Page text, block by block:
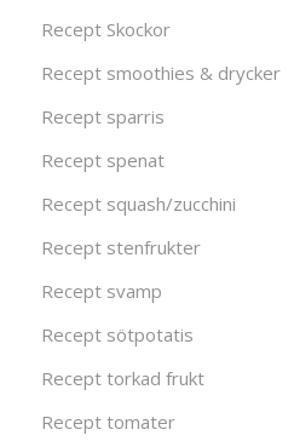
Recept Skockor
Recept smoothies & drycker
Recept sparris
Recept spenat
Recept squash/zucchini
Recept stenfrukter
Recept svamp
Recept sötpotatis
Recept torkad frukt
Recept tomater